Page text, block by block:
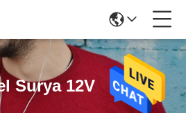
Surya 12V